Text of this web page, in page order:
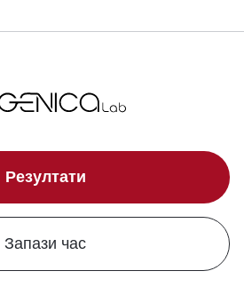
Резултати
Запази час